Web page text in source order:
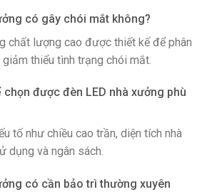
có gây chói mắt không?
chất lượng cao được thiết kế để phân
thiểu tình trạng chói mắt.
chọn được đèn LED nhà xưởng phù
tố như chiều cao trần, diện tích nhà
dụng và ngân sách.
có cần bảo trì thường xuyên